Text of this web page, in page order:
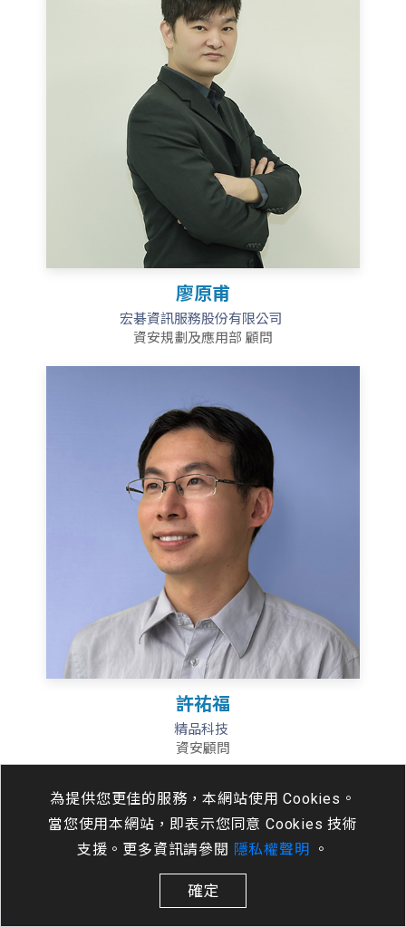
廖原甫
宏碁資訊服務股份有限公司
資安規劃及應用部 顧問
許祐福
精品科技
資安顧問
為提供您更佳的服務，本網站使用 Cookies。
當您使用本網站，即表示您同意 Cookies 技術
支援。更多資訊請參閱 隱私權聲明 。
確定